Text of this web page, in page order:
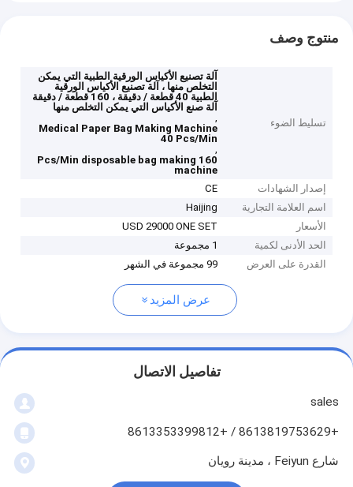
منتوج وصف
تسليط الضوء
آلة تصنيع الأكياس الورقية الطبية التي يمكن
التخلص منها ، آلة تصنيع الأكياس الورقية
الطبية 40 قطعة / دقيقة ، 160 قطعة / دقيقة
آلة صنع الأكياس التي يمكن التخلص منها
,
Medical Paper Bag Making Machine
40 Pcs/Min
,
160 Pcs/Min disposable bag making
machine
إصدار الشهادات
CE
اسم العلامة التجارية
Haijing
الأسعار
USD 29000 ONE SET
الحد الأدنى لكمية
1 مجموعة
القدرة على العرض
99 مجموعة في الشهر
عرض المزيد
تفاصيل الاتصال
sales
+8613819753629 / +8613353399812
شارع Feiyun ، مدينة رويان